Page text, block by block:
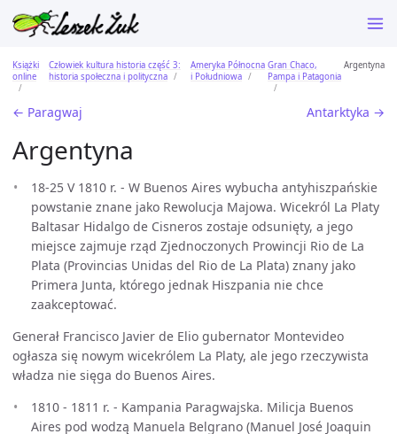
Książki
online
Człowiek kultura historia część 3:
historia społeczna i polityczna
Ameryka Północna
i Południowa
Gran Chaco,
Pampa i Patagonia
Argentyna
← Paragwaj Antarktyka →
Argentyna
18-25 V 1810 r. - W Buenos Aires wybucha antyhiszpańskie
powstanie znane jako Rewolucja Majowa. Wicekról La Platy
Baltasar Hidalgo de Cisneros zostaje odsunięty, a jego
miejsce zajmuje rząd Zjednoczonych Prowincji Rio de La
Plata (Provincias Unidas del Rio de La Plata) znany jako
Primera Junta, którego jednak Hiszpania nie chce
zaakceptować.
Generał Francisco Javier de Elio gubernator Montevideo
ogłasza się nowym wicekrólem La Platy, ale jego rzeczywista
władza nie sięga do Buenos Aires.
1810 - 1811 r. - Kampania Paragwajska. Milicja Buenos
Aires pod wodzą Manuela Belgrano (Manuel José Joaquin